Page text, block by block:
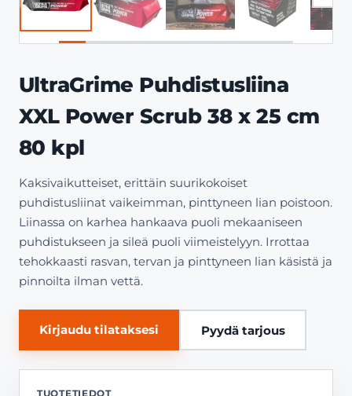
UltraGrime Puhdistusliina
XXL Power Scrub 38 x 25 cm
80 kpl
Kaksivaikutteiset, erittäin suurikokoiset
puhdistusliinat vaikeimman, pinttyneen lian poistoon.
Liinassa on karhea hankaava puoli mekaaniseen
puhdistukseen ja sileä puoli viimeistelyyn. Irrottaa
tehokkaasti rasvan, tervan ja pinttyneen lian käsistä ja
pinnoilta ilman vettä.
Kirjaudu tilataksesi Pyydä tarjous